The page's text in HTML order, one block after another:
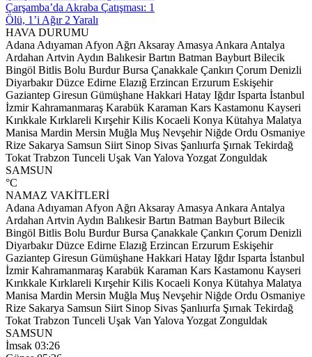
Çarşamba’da Akraba Çatışması: 1
Ölü, 1’i Ağır 2 Yaralı
HAVA DURUMU
Adana Adıyaman Afyon Ağrı Aksaray Amasya Ankara Antalya
Ardahan Artvin Aydın Balıkesir Bartın Batman Bayburt Bilecik
Bingöl Bitlis Bolu Burdur Bursa Çanakkale Çankırı Çorum Denizli
Diyarbakır Düzce Edirne Elazığ Erzincan Erzurum Eskişehir
Gaziantep Giresun Gümüşhane Hakkari Hatay Iğdır Isparta İstanbul
İzmir Kahramanmaraş Karabük Karaman Kars Kastamonu Kayseri
Kırıkkale Kırklareli Kırşehir Kilis Kocaeli Konya Kütahya Malatya
Manisa Mardin Mersin Muğla Muş Nevşehir Niğde Ordu Osmaniye
Rize Sakarya Samsun Siirt Sinop Sivas Şanlıurfa Şırnak Tekirdağ
Tokat Trabzon Tunceli Uşak Van Yalova Yozgat Zonguldak
SAMSUN
°C
NAMAZ VAKİTLERİ
Adana Adıyaman Afyon Ağrı Aksaray Amasya Ankara Antalya
Ardahan Artvin Aydın Balıkesir Bartın Batman Bayburt Bilecik
Bingöl Bitlis Bolu Burdur Bursa Çanakkale Çankırı Çorum Denizli
Diyarbakır Düzce Edirne Elazığ Erzincan Erzurum Eskişehir
Gaziantep Giresun Gümüşhane Hakkari Hatay Iğdır Isparta İstanbul
İzmir Kahramanmaraş Karabük Karaman Kars Kastamonu Kayseri
Kırıkkale Kırklareli Kırşehir Kilis Kocaeli Konya Kütahya Malatya
Manisa Mardin Mersin Muğla Muş Nevşehir Niğde Ordu Osmaniye
Rize Sakarya Samsun Siirt Sinop Sivas Şanlıurfa Şırnak Tekirdağ
Tokat Trabzon Tunceli Uşak Van Yalova Yozgat Zonguldak
SAMSUN
İmsak 03:26